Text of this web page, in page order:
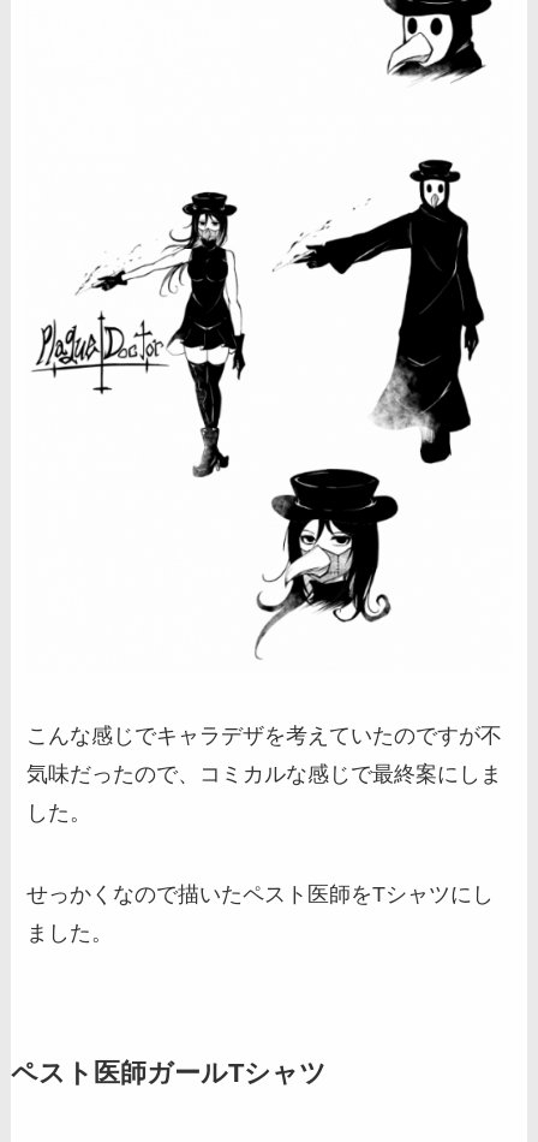
こんな感じでキャラデザを考えていたのですが不
気味だったので、コミカルな感じで最終案にしま
した。
せっかくなので描いたペスト医師をTシャツにし
ました。
ペスト医師ガールTシャツ